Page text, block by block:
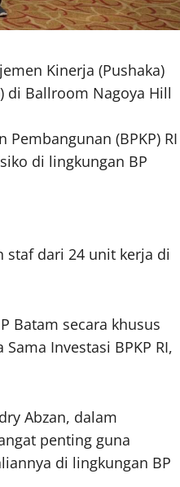
Kinerja (Pushaka)
di Ballroom Nagoya Hill
(BPKP) RI
di lingkungan BP
staf dari 24 unit kerja di
Batam secara khusus
Investasi BPKP RI,
Abzan, dalam
penting guna
di lingkungan BP